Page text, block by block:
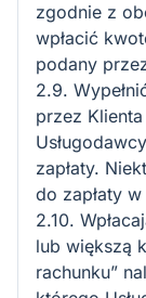
zgodnie z
wpłacić
podany
2.9.
przez
zapłaty.
do zapłaty w
2.10.
lub większą
rachunku”